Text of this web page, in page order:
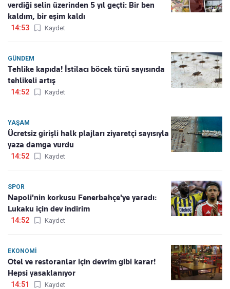
verdiği selin üzerinden 5 yıl geçti: Bir ben
kaldım, bir eşim kaldı
14:53 Kaydet
GÜNDEM
Tehlike kapıda! İstilacı böcek türü sayısında
tehlikeli artış
14:52 Kaydet
YAŞAM
Ücretsiz girişli halk plajları ziyaretçi sayısıyla
yaza damga vurdu
14:52 Kaydet
SPOR
Napoli'nin korkusu Fenerbahçe'ye yaradı:
Lukaku için dev indirim
14:52 Kaydet
EKONOMI
Otel ve restoranlar için devrim gibi karar!
Hepsi yasaklanıyor
14:51 Kaydet